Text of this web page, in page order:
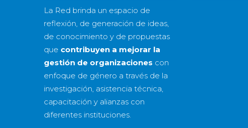
La Red brinda un espacio de
reflexión, de generación de ideas,
de conocimiento y de propuestas
que contribuyen a mejorar la
gestión de organizaciones con
enfoque de género a través de la
investigación, asistencia técnica,
capacitación y alianzas con
diferentes instituciones.